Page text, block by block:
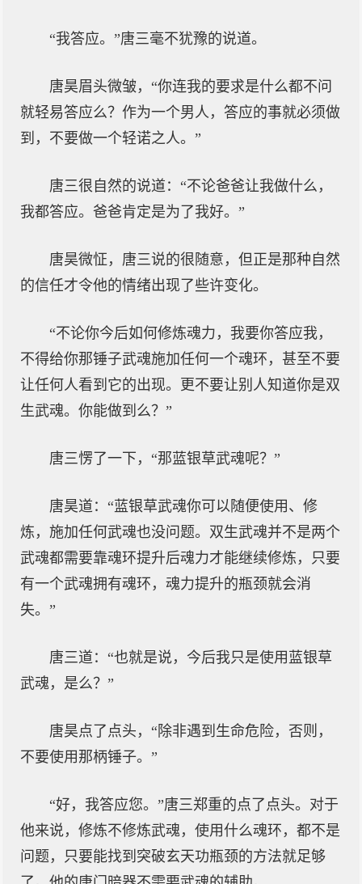
“我答应。”唐三毫不犹豫的说道。
唐昊眉头微皱，“你连我的要求是什么都不问
就轻易答应么？作为一个男人，答应的事就必须做
到，不要做一个轻诺之人。”
唐三很自然的说道：“不论爸爸让我做什么，
我都答应。爸爸肯定是为了我好。”
唐昊微怔，唐三说的很随意，但正是那种自然
的信任才令他的情绪出现了些许变化。
“不论你今后如何修炼魂力，我要你答应我，
不得给你那锤子武魂施加任何一个魂环，甚至不要
让任何人看到它的出现。更不要让别人知道你是双
生武魂。你能做到么？”
唐三愣了一下，“那蓝银草武魂呢？”
唐昊道：“蓝银草武魂你可以随便使用、修
炼，施加任何武魂也没问题。双生武魂并不是两个
武魂都需要靠魂环提升后魂力才能继续修炼，只要
有一个武魂拥有魂环，魂力提升的瓶颈就会消
失。”
唐三道：“也就是说，今后我只是使用蓝银草
武魂，是么？”
唐昊点了点头，“除非遇到生命危险，否则，
不要使用那柄锤子。”
“好，我答应您。”唐三郑重的点了点头。对于
他来说，修炼不修炼武魂，使用什么魂环，都不是
问题，只要能找到突破玄天功瓶颈的方法就足够